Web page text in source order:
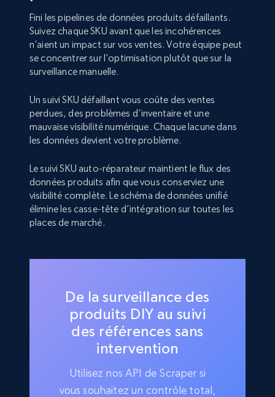
Fini les pipelines de données produits défaillants.
Suivez chaque SKU avant que les incohérences
n’aient un impact sur vos ventes. Votre équipe peut
se concentrer sur l’optimisation plutôt que sur la
surveillance manuelle.
Un suivi SKU défaillant vous coûte des ventes
perdues, des problèmes d’inventaire et une
mauvaise visibilité numérique. Chaque lacune dans
les données devient votre problème.
Le suivi SKU auto-réparateur maintient le flux des
données produits afin que vous conserviez une
visibilité complète. Le schéma de données unifié
élimine les casse-tête d’intégration sur toutes les
places de marché.
De la surveillance des
produits DIY au suivi
des références sans
intervention
Utilisez nos API de Scraper si
vous souhaitez un contrôle total,